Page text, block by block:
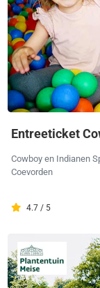
Entreeticket
Cowboy en Indianen
Coevorden
4.7 / 5